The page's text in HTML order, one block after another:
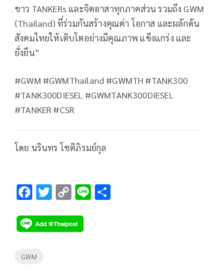
ชาว TANKERs และจิตอาสาทุกภาคส่วน รวมถึง GWM
(Thailand) ที่ร่วมกันสร้างคุณค่า โอกาส และผลักดัน
สังคมไทยให้เติบโตอย่างมีคุณภาพ แข็งแกร่ง และ
ยั่งยืน”
#GWM #GWMThailand #GWMTH #TANK300
#TANK300DIESEL #GWMTANK300DIESEL
#TANKER #CSR
โดย นรินทร โชติภิรมย์กุล
F
e
b
o
T
tt
er
C
p
y
Li
Tags
GWM